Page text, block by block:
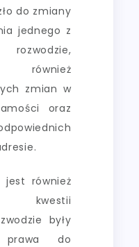
do zmiany
jednego z
również
zmian w
oraz
jest również
kwestii
były
prawa do